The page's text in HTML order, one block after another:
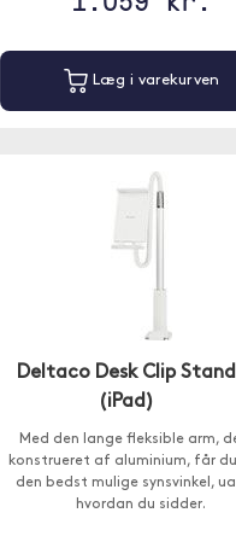
Læg i varekurven
Deltaco Desk Clip Stand
(iPad)
Med den lange fleksible arm,
konstrueret af aluminium, får
den bedst mulige synsvinkel,
hvordan du sidder.